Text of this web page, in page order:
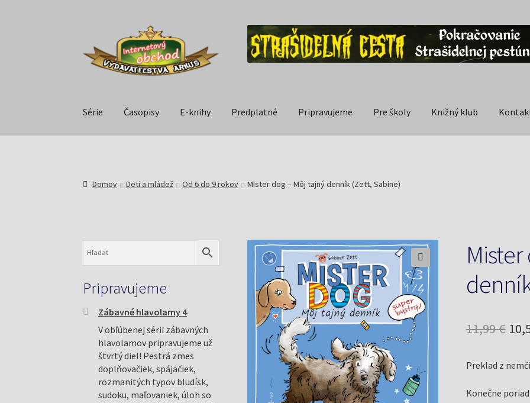
Série Časopisy E-knihy Predplatné Pripravujeme Pre školy Knižný klub
Domov Deti a mládež Od 6 do 9 rokov Mister dog – Môj tajný denník (Zett, Sabine)
11,99€
Preklad z
Konečne
Pripravujeme
Zábavné hlavolamy 4
V obľúbenej sérii zábavných
hlavolamov pripravujeme už
štvrtý diel! Pestrá zmes
doplňovačiek, spájačiek,
rozmanitých typov bludísk,
sudoku, maľovaniek, úloh so